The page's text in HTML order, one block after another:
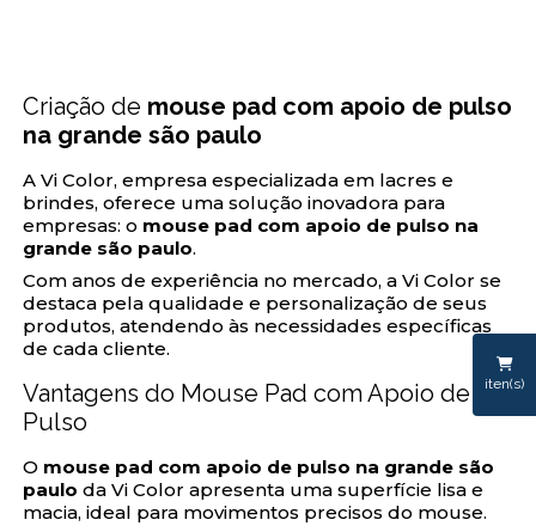
iten(s)
Criação de mouse pad com apoio de pulso
na grande são paulo
A Vi Color, empresa especializada em lacres e
brindes, oferece uma solução inovadora para
empresas: o mouse pad com apoio de pulso na
grande são paulo.
Com anos de experiência no mercado, a Vi Color se
destaca pela qualidade e personalização de seus
produtos, atendendo às necessidades específicas
de cada cliente.
Vantagens do Mouse Pad com Apoio de
Pulso
O mouse pad com apoio de pulso na grande são
paulo da Vi Color apresenta uma superfície lisa e
macia, ideal para movimentos precisos do mouse.